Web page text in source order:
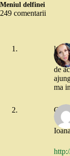
Meniul delfinei
249 comentarii
lucia
de
ma
C